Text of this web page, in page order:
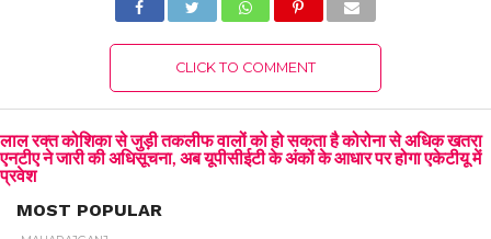
CLICK TO COMMENT
लाल रक्त कोशिका से जुड़ी तकलीफ वालों को हो सकता है कोरोना से अधिक खतरा
एनटीए ने जारी की अधिसूचना, अब यूपीसीईटी के अंकों के आधार पर होगा एकेटीयू में
प्रवेश
MOST POPULAR